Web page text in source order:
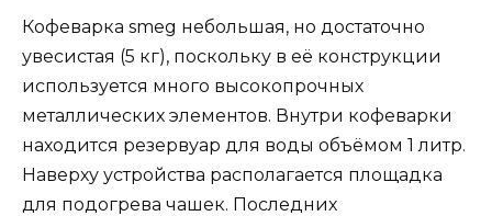
Кофеварка smeg небольшая, но достаточно
увесистая (5 кг), поскольку в её конструкции
используется много высокопрочных
металлических элементов. Внутри кофеварки
находится резервуар для воды объёмом 1 литр.
Наверху устройства располагается площадка
для подогрева чашек. Последних